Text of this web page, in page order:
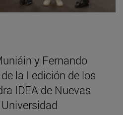
y Fernando
la I edición de los
IDEA de Nuevas